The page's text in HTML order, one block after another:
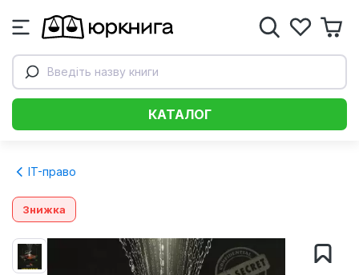
Введіть назву книги
КАТАЛОГ
IT-право
Знижка